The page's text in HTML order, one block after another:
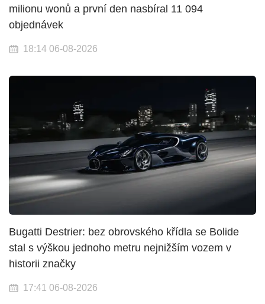
milionu wonů a první den nasbíral 11 094
objednávek
18:14 06-08-2026
Bugatti Destrier: bez obrovského křídla se Bolide
stal s výškou jednoho metru nejnižším vozem v
historii značky
17:41 06-08-2026